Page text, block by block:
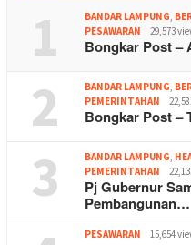
1 BANDAR LAMPUNG
PESAWARAN
29,573
Bongkar Post –
2 BANDAR LAMPUNG
PEMERINTAHAN
Bongkar Post –
3 BANDAR LAMPUNG
PEMERINTAHAN
Pj Gubernur
Pembangunan…
PESAWARAN 15,654